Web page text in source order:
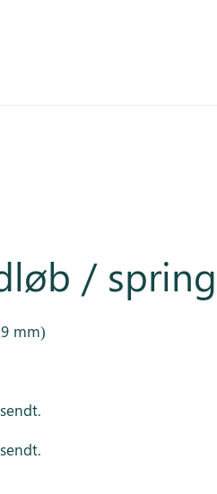
/
mm)